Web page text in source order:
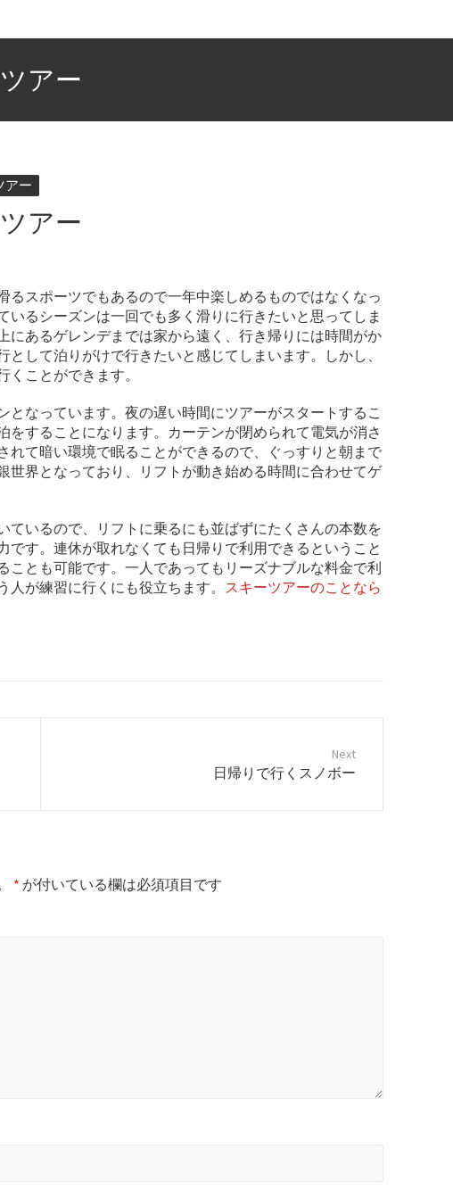
アー
アー
アー
スポーツでもあるので一年中楽しめるものではなくなっ
いるシーズンは一回でも多く滑りに行きたいと思ってしま
にあるゲレンデまでは家から遠く、行き帰りには時間がか
して泊りがけで行きたいと感じてしまいます。しかし、
ことができます。
なっています。夜の遅い時間にツアーがスタートするこ
することになります。カーテンが閉められて電気が消さ
れて暗い環境で眠ることができるので、ぐっすりと朝まで
世界となっており、リフトが動き始める時間に合わせてゲ
ているので、リフトに乗るにも並ばずにたくさんの本数を
す。連休が取れなくても日帰りで利用できるということ
ことも可能です。一人であってもリーズナブルな料金で利
が練習に行くにも役立ちます。 スキーツアーのことなら
Next
x
s
日帰りで行くスノボー
* が付いている欄は必須項目です